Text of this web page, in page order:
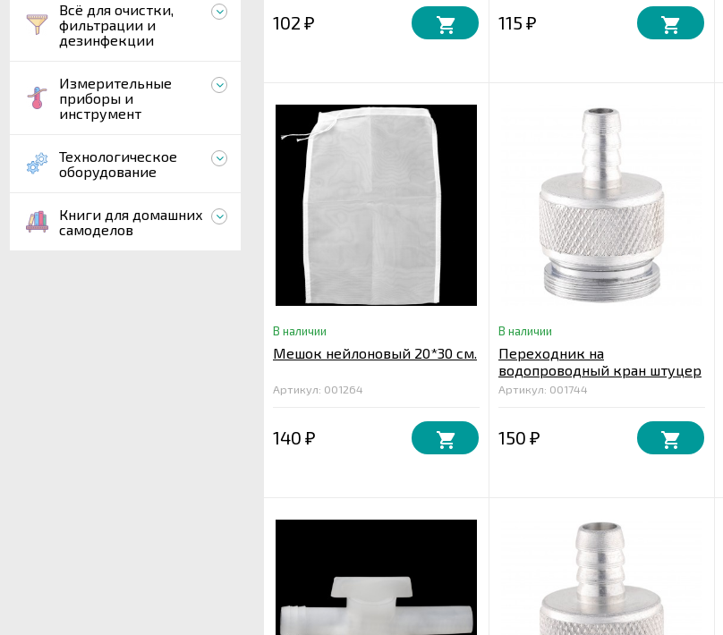
Всё для очистки,
фильтрации и
дезинфекции
Измерительные
приборы и
инструмент
Технологическое
оборудование
Книги для домашних
самоделов
102 ₽ 115 ₽
В наличии
Мешок нейлоновый 20*30 см.
Артикул: 001264
140 ₽
В наличии
Переходник на
водопроводный кран штуцер
8 мм
Артикул: 001744
150 ₽